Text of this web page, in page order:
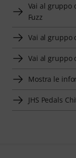
Vai al gruppo
Fuzz
Vai al gruppo
Vai al gruppo
Mostra le
JHS Pedals